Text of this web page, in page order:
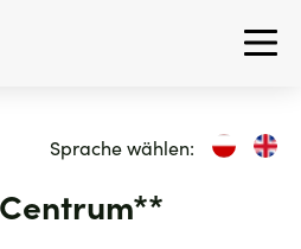
Sprache wählen: